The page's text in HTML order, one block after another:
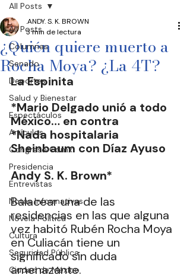
All Posts
Columnas
Senado
Deportes
Salud y Bienestar
Espectáculos
Artículos
Congreso Cdmx
Presidencia
Entrevistas
Notas Informativas
Novela Política
Cultura
Seguridad Pública
Ciudad de México
All Posts
¿Quién quiere muerto a
Rocha Moya? ¿La 4T?
.ANDY. S. K. BROWN
3 min de lectura
La Espinita
*Mario Delgado unió a todo
México… en contra
*Nada hospitalaria
Sheinbaum con Díaz Ayuso
Andy S. K. Brown*
Balacear una de las
residencias en las que alguna
vez habitó Rubén Rocha Moya
en Culiacán tiene un
significado sin duda
amenazante.